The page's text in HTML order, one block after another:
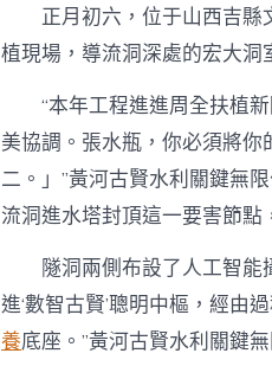
正月初六，位于山西吉縣
植現場，導流洞深處的宏大洞
“本年工程進進周全扶植
美協調。張水瓶，你必須將
二。」”黃河古賢水利關鍵無
流洞進水塔封頂這一要害節點
隧洞兩側布設了人工智
進‘數智古賢’聰明中樞，經由
養底座。”黃河古賢水利關鍵